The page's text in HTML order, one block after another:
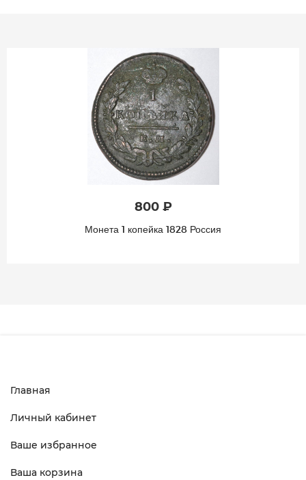
800 ₽
Монета 1 копейка 1828 Россия
Главная
Личный кабинет
Ваше избранное
Ваша корзина